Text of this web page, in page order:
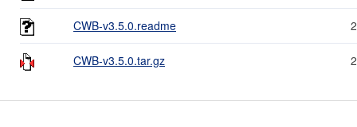
CWB-v3.5.0.readme
CWB-v3.5.0.tar.gz